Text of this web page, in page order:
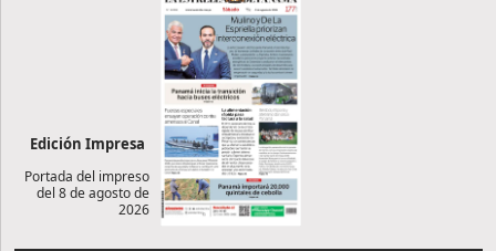
Edición Impresa
Portada del impreso
del 8 de agosto de
2026